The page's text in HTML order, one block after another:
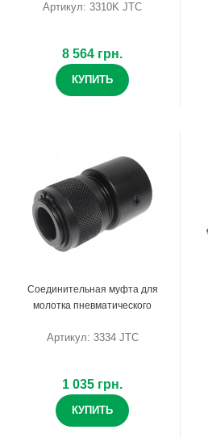
Артикул: 3310K JTC
8 564 грн.
КУПИТЬ
Соединительная муфта для
молотка пневматического
Артикул: 3334 JTC
1 035 грн.
КУПИТЬ